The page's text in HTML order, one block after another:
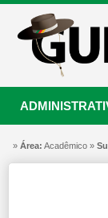
ORÇAMENTO E
PROCESSO SELETIVO
SISTEMA
» Área: Acadêmico »